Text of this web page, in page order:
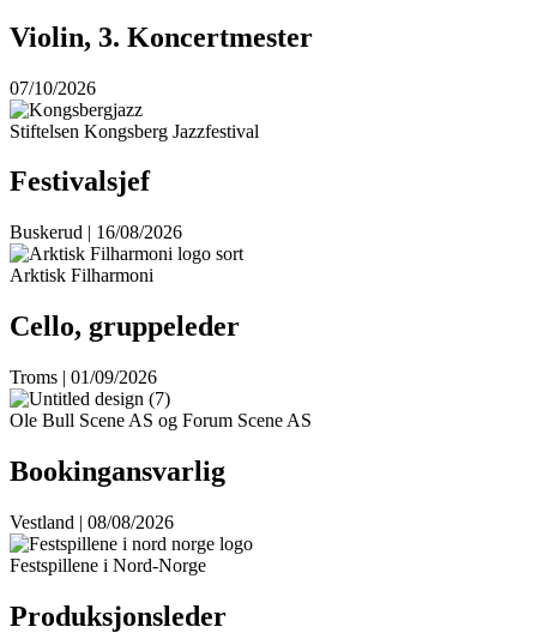
Violin, 3. Koncertmester
07/10/2026
Stiftelsen Kongsberg Jazzfestival
Festivalsjef
Buskerud | 16/08/2026
Arktisk Filharmoni
Cello, gruppeleder
Troms | 01/09/2026
Ole Bull Scene AS og Forum Scene AS
Bookingansvarlig
Vestland | 08/08/2026
Festspillene i Nord-Norge
Produksjonsleder